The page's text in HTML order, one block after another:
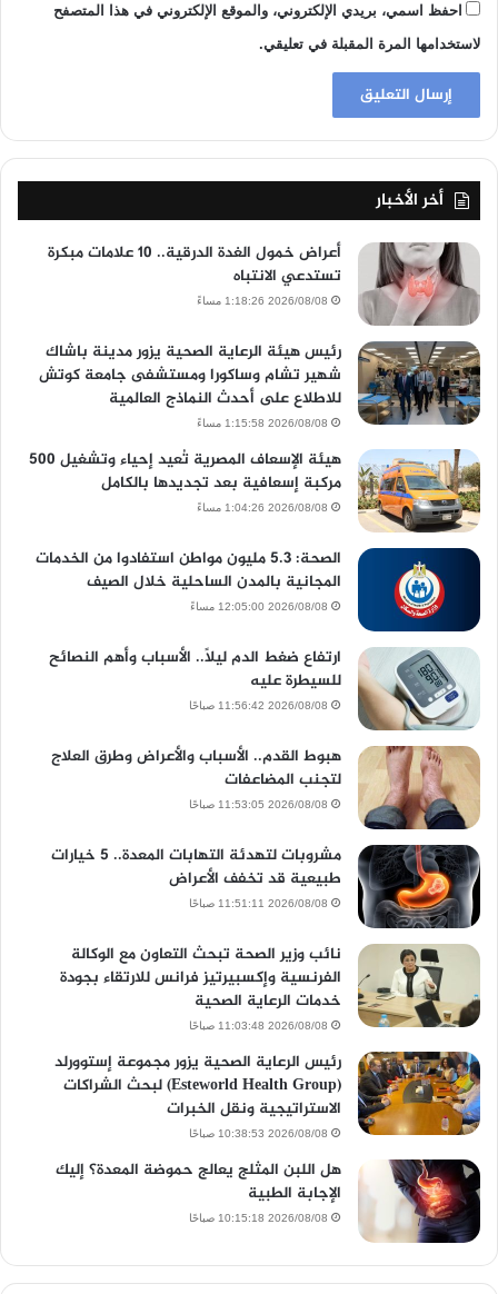
احفظ اسمي، بريدي الإلكتروني، والموقع الإلكتروني في هذا المتصفح
لاستخدامها المرة المقبلة في تعليقي.
أخر الأخبار
أعراض خمول الغدة الدرقية.. 10 علامات مبكرة
تستدعي الانتباه
2026/08/08 1:18:26 مساءً
رئيس هيئة الرعاية الصحية يزور مدينة باشاك
شهير تشام وساكورا ومستشفى جامعة كوتش
للاطلاع على أحدث النماذج العالمية
2026/08/08 1:15:58 مساءً
هيئة الإسعاف المصرية تُعيد إحياء وتشغيل 500
مركبة إسعافية بعد تجديدها بالكامل
2026/08/08 1:04:26 مساءً
الصحة: 5.3 مليون مواطن استفادوا من الخدمات
المجانية بالمدن الساحلية خلال الصيف
2026/08/08 12:05:00 مساءً
ارتفاع ضغط الدم ليلًا.. الأسباب وأهم النصائح
للسيطرة عليه
2026/08/08 11:56:42 صباحًا
هبوط القدم.. الأسباب والأعراض وطرق العلاج
لتجنب المضاعفات
2026/08/08 11:53:05 صباحًا
مشروبات لتهدئة التهابات المعدة.. 5 خيارات
طبيعية قد تخفف الأعراض
2026/08/08 11:51:11 صباحًا
نائب وزير الصحة تبحث التعاون مع الوكالة
الفرنسية وإكسبيرتيز فرانس للارتقاء بجودة
خدمات الرعاية الصحية
2026/08/08 11:03:48 صباحًا
رئيس الرعاية الصحية يزور مجموعة إستوورلد
(Esteworld Health Group) لبحث الشراكات
الاستراتيجية ونقل الخبرات
2026/08/08 10:38:53 صباحًا
هل اللبن المثلج يعالج حموضة المعدة؟ إليك
الإجابة الطبية
2026/08/08 10:15:18 صباحًا